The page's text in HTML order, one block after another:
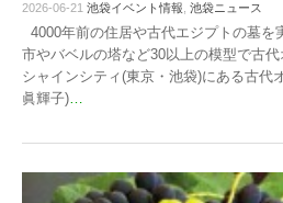
2026-06-21 池袋イベント情報 池袋ニュース
4000年前の住居や古代エジプトの墓を
市やバベルの塔など30以上の模型で古
シャインシティ(東京・池袋)にある古代
眞輝子)…